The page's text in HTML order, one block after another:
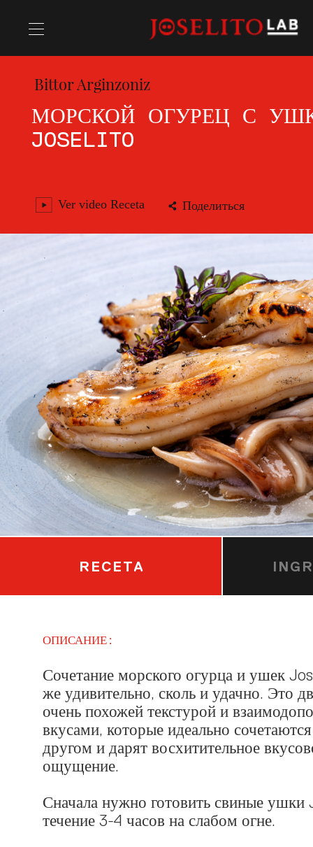
РЕЦЕПТЫ
Bittor Arginzoniz
МОРСКОЙ ОГУРЕЦ С
JOSELITO
Ver video Receta Поделиться
RECETA
ОПИСАНИЕ:
Сочетание морского огурца и ушек
же удивительно, сколь и удачно. Это
очень похожей текстурой и
вкусами, которые идеально
другом и дарят восхитительное
ощущение.
Сначала нужно готовить свиные ушки
течение 3-4 часов на слабом огне.